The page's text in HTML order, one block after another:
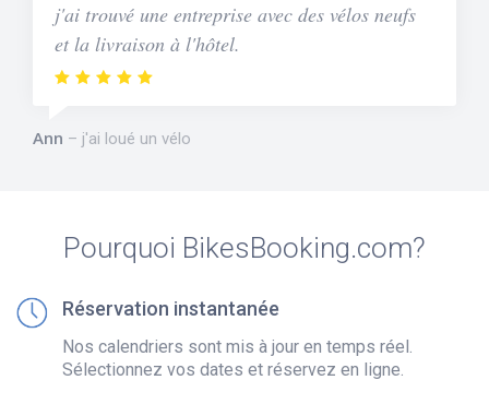
j'ai trouvé une entreprise avec des vélos neufs
et la livraison à l'hôtel.
Ann j'ai loué un vélo
Pourquoi BikesBooking.com?
Réservation instantanée
Nos calendriers sont mis à jour en temps réel.
Sélectionnez vos dates et réservez en ligne.